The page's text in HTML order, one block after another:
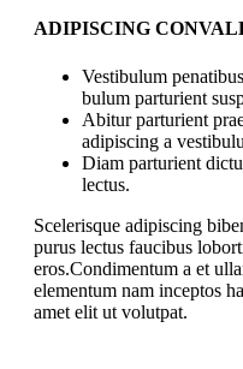
ADIPISCING
Vestibulum
bulum parturient
Abitur parturient
adipiscing a
Diam parturient
lectus.
Scelerisque adipiscing
purus lectus faucibus
eros.Condimentum a et
elementum nam inceptos
amet elit ut volutpat.